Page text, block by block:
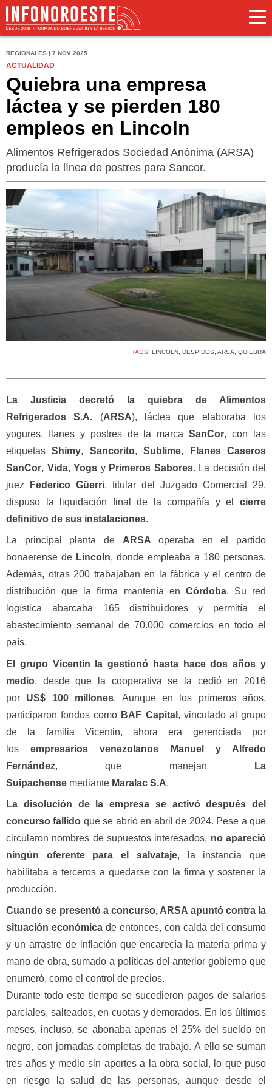
REGIONALES | 7 NOV 2025
ACTUALIDAD
Quiebra una empresa
láctea y se pierden 180
empleos en Lincoln
Alimentos Refrigerados Sociedad Anónima (ARSA)
producía la línea de postres para Sancor.
TAGS: LINCOLN, DESPIDOS, ARSA, QUIEBRA
La Justicia decretó la quiebra de Alimentos
Refrigerados S.A. (ARSA), láctea que elaboraba los
yogures, flanes y postres de la marcaSanCor, con las
etiquetasShimy, Sancorito,Sublime,
Flanes Caseros
SanCor, Vida, Yogs y Primeros Sabores. La decisión del
juez
Federico Güerri, titular del Juzgado Comercial 29,
dispuso la liquidación final de la compañía y el cierre
definitivo de sus instalaciones.
La principal planta de ARSA operaba en el partido
bonaerense de Lincoln, donde empleaba a 180 personas.
Además, otras 200 trabajaban en la fábrica y el centro de
distribución que la firma mantenía en Córdoba. Su red
logística abarcaba 165 distribuidores y permitía el
abastecimiento semanal de 70.000 comercios en todo el
país.
El grupo Vicentin la gestionó hasta hace dos años y
medio, desde que la cooperativa se la cedió en 2016
por US$ 100 millones. Aunque en los primeros años,
participaron fondos como BAF Capital , vinculado al grupo
de la familia Vicentin, ahora era gerenciada por
losempresarios venezolanos Manuel y Alfredo
Fernández, que manejan
La
Suipachense mediante Maralac S.A.
La disolución de la empresa se activó después del
concurso fallido que se abrió en abril de 2024. Pese a que
circularon nombres de supuestos interesados, no apareció
ningún oferente para el salvataje, la instancia que
habilitaba a terceros a quedarse con la firma y sostener la
producción.
Cuando se presentó a concurso, ARSA apuntó contra la
situación económica de entonces, con caída del consumo
y un arrastre de inflación que encarecía la materia prima y
mano de obra, sumado a políticas del anterior gobierno que
enumeró, como el control de precios.
Durante todo este tiempo se sucedieron pagos de salarios
parciales, salteados, en cuotas y demorados. En los últimos
meses, incluso, se abonaba apenas el 25% del sueldo en
negro, con jornadas completas de trabajo. A ello se suman
tres años y medio sin aportes a la obra social, lo que puso
en riesgo la salud de las personas, aunque desde el